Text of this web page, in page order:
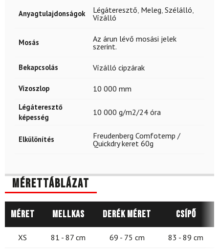
Anyagtulajdonságok Légáteresztő, Meleg, Szélálló,
Vízálló
Mosás
Az árun lévő mosási jelek
szerint.
Bekapcsolás Vízálló cipzárak
Vízoszlop 10 000 mm
Légáteresztő
képesség
10 000 g/m2/24 óra
Elkülönítés
Freudenberg Comfotemp /
Quickdry keret 60g
Mérettáblázat
Méret Mellkas Derék méret Csípő
XS 81 - 87 cm 69 - 75 cm 83 - 89 cm